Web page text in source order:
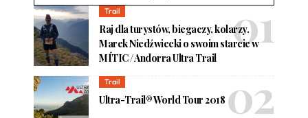
Trail
Raj dla turystów, biegaczy, kolarzy.
Marek Niedźwiecki o swoim starcie w
MÍTIC / Andorra Ultra Trail
Trail
Ultra-Trail® World Tour 2018